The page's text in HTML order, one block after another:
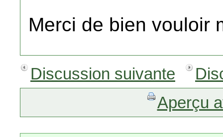
Merci de bien vouloir
Discussion suivante
Aperçu